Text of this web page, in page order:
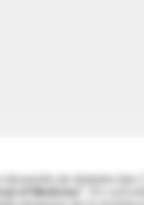
desarrollo de diabetes tipo
of Medicine".